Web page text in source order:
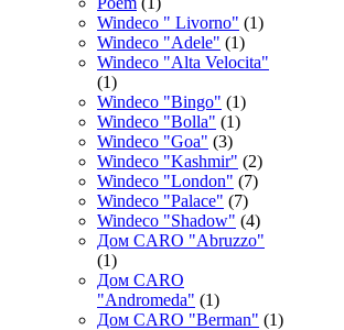
Windeco " Livorno" (1)
Windeco "Adele" (1)
Windeco "Alta Velocita"
(1)
Windeco "Bingo" (1)
Windeco "Bolla" (1)
Windeco "Goa" (3)
Windeco "Kashmir" (2)
Windeco "London" (7)
Windeco "Palace" (7)
Windeco "Shadow" (4)
Дом CARO "Abruzzo"
(1)
Дом CARO
"Andromeda" (1)
Дом CARO "Berman" (1)